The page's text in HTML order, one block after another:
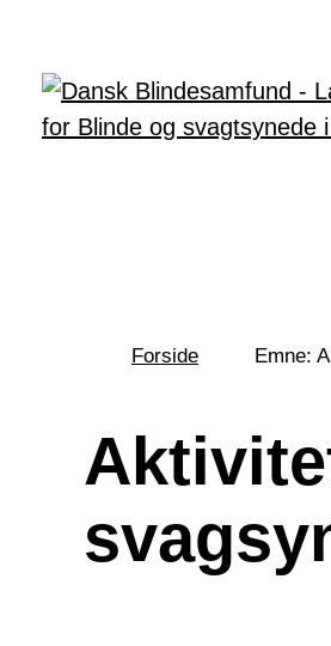
her:
Forside Emne: